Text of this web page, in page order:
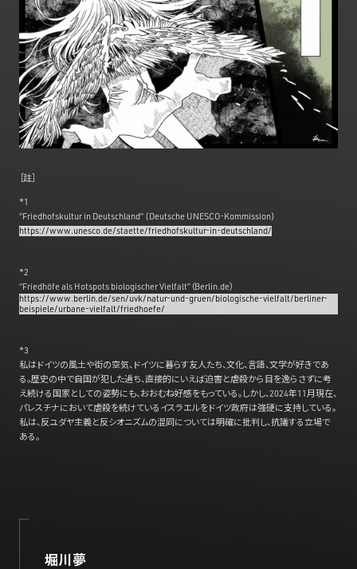
［註］
*1
“Friedhofskultur in Deutschland” (Deutsche UNESCO-Kommission)
https://www.unesco.de/staette/friedhofskultur-in-deutschland/
*2
“Friedhöfe als Hotspots biologischer Vielfalt”（Berlin.de）
https://www.berlin.de/sen/uvk/natur-und-gruen/biologische-vielfalt/berliner-
beispiele/urbane-vielfalt/friedhoefe/
*3
私はドイツの風土や街の空気、ドイツに暮らす友人たち、文化、言語、文学が好きであ
る。歴史の中で自国が犯した過ち、直接的にいえば迫害と虐殺から目を逸らさずに考
え続ける国家としての姿勢にも、おおむね好感をもっている。しかし、2024年11月現在、
パレスチナにおいて虐殺を続けているイスラエルをドイツ政府は強硬に支持している。
私は、反ユダヤ主義と反シオニズムの混同については明確に批判し、抗議する立場で
ある。
堀川夢